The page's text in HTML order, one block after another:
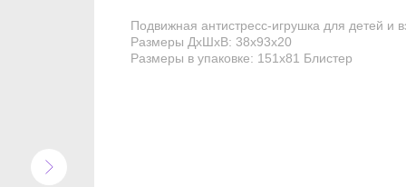
Подвижная антистресс-игрушка для детей и
Размеры ДхШхВ: 38х93х20
Размеры в упаковке: 151х81 Блистер